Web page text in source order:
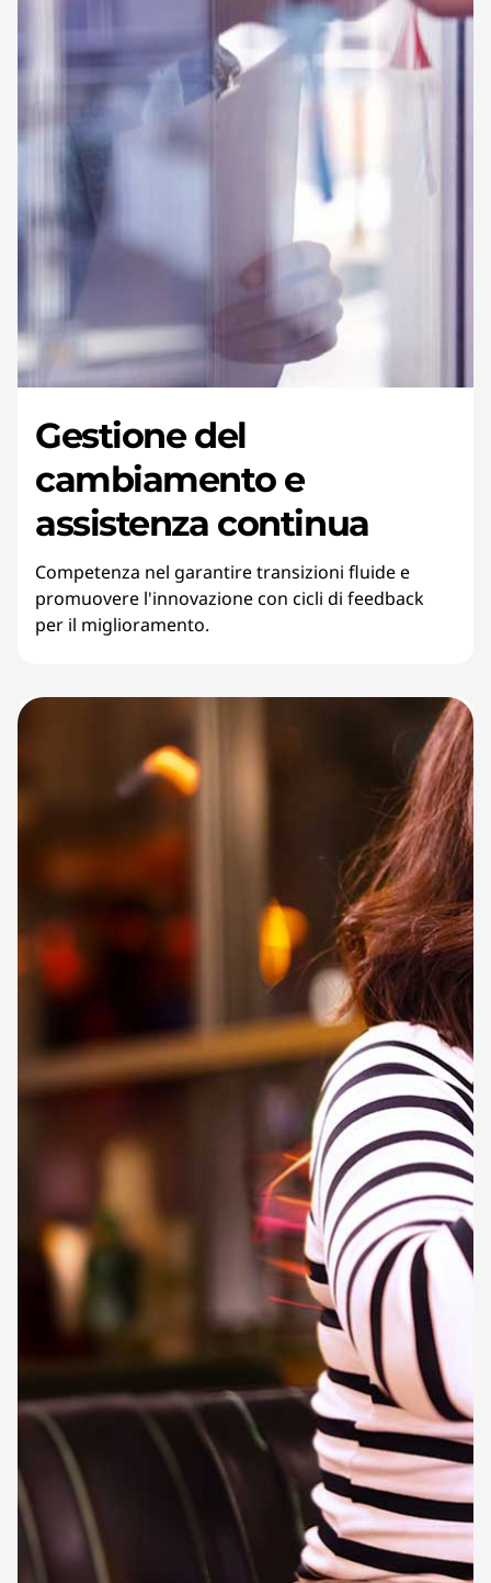
Gestione del
cambiamento e
assistenza continua
Competenza nel garantire transizioni fluide e
promuovere l'innovazione con cicli di feedback
per il miglioramento.